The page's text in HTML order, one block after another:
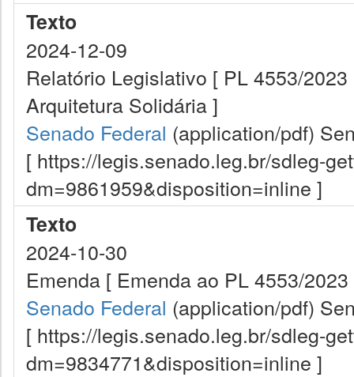
Texto
2024-12-09
Relatório Legislativo [ PL 4553/
Arquitetura Solidária ]
Senado Federal (application/pdf)
[ https://legis.senado.leg.br/sdleg-
dm=9861959&disposition=inline ]
Texto
2024-10-30
Emenda [ Emenda ao PL 4553/2023
Senado Federal (application/pdf)
[ https://legis.senado.leg.br/sdleg-
dm=9834771&disposition=inline ]